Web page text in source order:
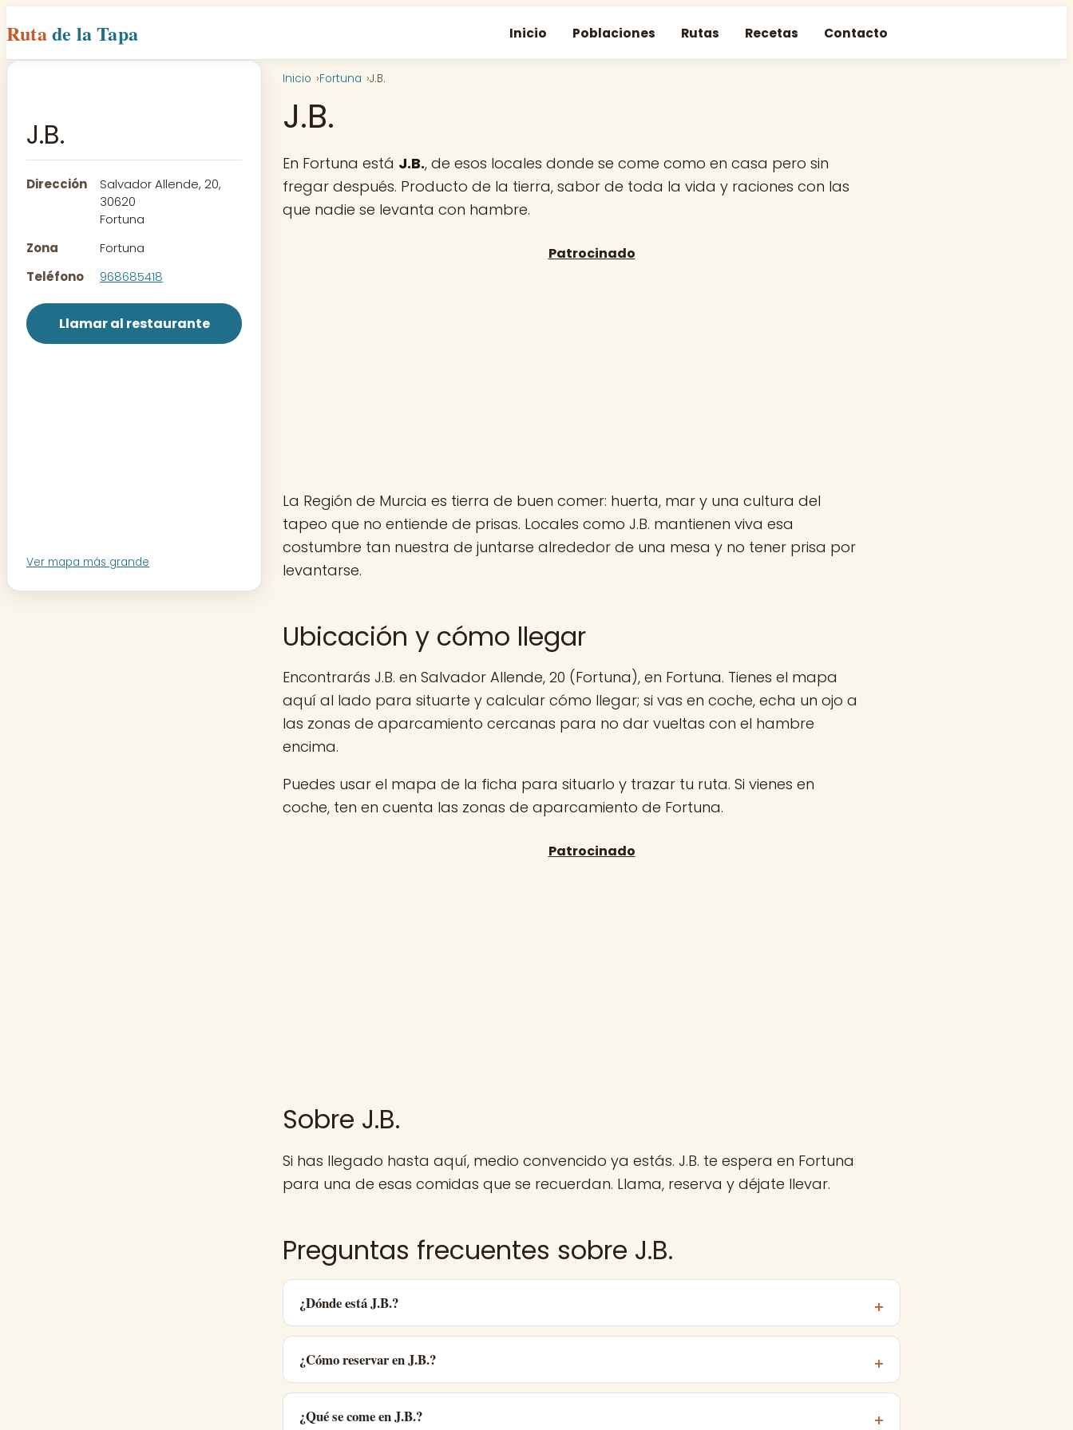
Rutade la Tapa Inicio Poblaciones Rutas Recetas Contacto
J.B.
Dirección
Salvador Allende, 20,
30620
Fortuna
Zona
Fortuna
Teléfono
968685418
Llamar al restaurante
Ver mapa más grande
Inicio Fortuna J.B.
J.B.
En Fortuna está J.B., de esos locales donde se come como en casa pero sin
fregar después. Producto de la tierra, sabor de toda la vida y raciones con las
que nadie se levanta con hambre.
La Región de Murcia es tierra de buen comer: huerta, mar y una cultura del
tapeo que no entiende de prisas. Locales como J.B. mantienen viva esa
costumbre tan nuestra de juntarse alrededor de una mesa y no tener prisa por
levantarse.
Ubicación y cómo llegar
Encontrarás J.B. en Salvador Allende, 20 (Fortuna), en Fortuna. Tienes el mapa
aquí al lado para situarte y calcular cómo llegar; si vas en coche, echa un ojo a
las zonas de aparcamiento cercanas para no dar vueltas con el hambre
encima.
Puedes usar el mapa de la ficha para situarlo y trazar tu ruta. Si vienes en
coche, ten en cuenta las zonas de aparcamiento de Fortuna.
Sobre J.B.
Si has llegado hasta aquí, medio convencido ya estás. J.B. te espera en Fortuna
para una de esas comidas que se recuerdan. Llama, reserva y déjate llevar.
Preguntas frecuentes sobre J.B.
¿Dónde está J.B.?
¿Cómo reservar en J.B.?
¿Qué se come en J.B.?